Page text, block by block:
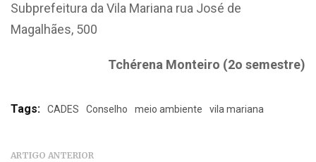
Subprefeitura da Vila Mariana rua José de
Magalhães, 500
Tchérena Monteiro (2o semestre)
Tags: CADES Conselho meio ambiente vila mariana
ARTIGO ANTERIOR